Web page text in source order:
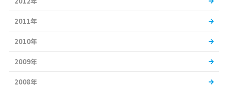
2011年
2010年
2009年
2008年